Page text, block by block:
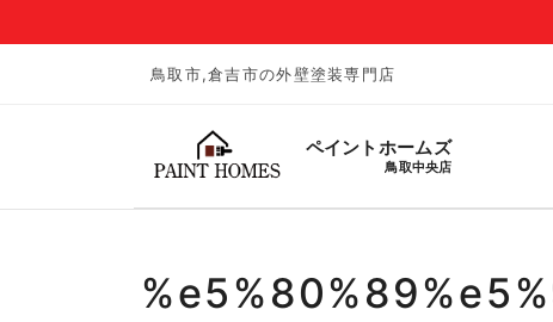
鳥取市,倉吉市の外壁塗装専門店
ペイントホームズ
鳥取中央店